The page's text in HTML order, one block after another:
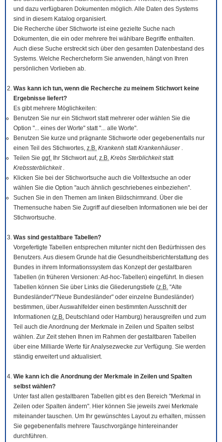
und dazu verfügbaren Dokumenten möglich. Alle Daten des Systems
sind in diesem Katalog organisiert.
Die Recherche über Stichworte ist eine gezielte Suche nach
Dokumenten, die ein oder mehrere frei wählbare Begriffe enthalten.
Auch diese Suche erstreckt sich über den gesamten Datenbestand des
Systems. Welche Rechercheform Sie anwenden, hängt von Ihren
persönlichen Vorlieben ab.
Was kann ich tun, wenn die Recherche zu meinem Stichwort keine
Ergebnisse liefert?
Es gibt mehrere Möglichkeiten:
Benutzen Sie nur ein Stichwort statt mehrerer oder wählen Sie die
Option "... eines der Worte" statt "... alle Worte".
Benutzen Sie kurze und prägnante Stichworte oder gegebenenfalls nur
einen Teil des Stichwortes, z.B. Krankenh stattKrankenhäuser .
Teilen Sie ggf. Ihr Stichwort auf, z.B. Krebs Sterblichkeitstatt
Krebssterblichkeit .
Klicken Sie bei der Stichwortsuche auch die Volltextsuche an oder
wählen Sie die Option "auch ähnlich geschriebenes einbeziehen".
Suchen Sie in den Themen am linken Bildschirmrand. Über die
Themensuche haben Sie Zugriff auf dieselben Informationen wie bei der
Stichwortsuche.
Was sind gestaltbare Tabellen?
Vorgefertigte Tabellen entsprechen mitunter nicht den Bedürfnissen des
Benutzers. Aus diesem Grunde hat die Gesundheitsberichterstattung des
Bundes in ihrem Informationssystem das Konzept der gestaltbaren
Tabellen (in früheren Versionen: Ad-hoc-Tabellen) eingeführt. In diesen
Tabellen können Sie über Links die Gliederungstiefe (z.B. "Alte
Bundesländer"/"Neue Bundesländer" oder einzelne Bundesländer)
bestimmen, über Auswahlfelder einen bestimmten Ausschnitt der
Informationen (z.B. Deutschland oder Hamburg) herausgreifen und zum
Teil auch die Anordnung der Merkmale in Zeilen und Spalten selbst
wählen. Zur Zeit stehen Ihnen im Rahmen der gestaltbaren Tabellen
über eine Milliarde Werte für Analysezwecke zur Verfügung. Sie werden
ständig erweitert und aktualisiert.
Wie kann ich die Anordnung der Merkmale in Zeilen und Spalten
selbst wählen?
Unter fast allen gestaltbaren Tabellen gibt es den Bereich "Merkmal in
Zeilen oder Spalten ändern". Hier können Sie jeweils zwei Merkmale
miteinander tauschen. Um Ihr gewünschtes Layout zu erhalten, müssen
Sie gegebenenfalls mehrere Tauschvorgänge hintereinander
durchführen.